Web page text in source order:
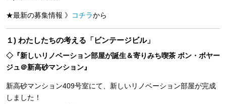
★最新の募集情報 》 コチラから
１) わたしたちの考える「ビンテージビル」
◇『新しいリノベーション部屋が誕生＆寄りみち喫茶 ボン・ボヤー
ジュ＠新高砂マンション』
新高砂マンション409号室にて、新しいリノベーション部屋が完成
しました！